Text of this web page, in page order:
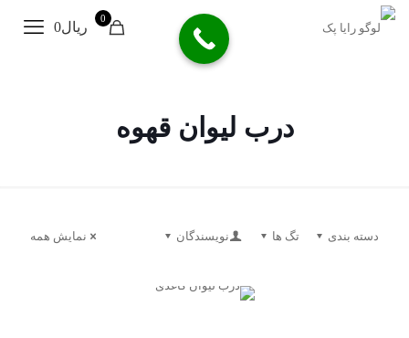
0
ریال0
درب لیوان قهوه
دسته بندی تگ ها نویسندگان نمایش همه